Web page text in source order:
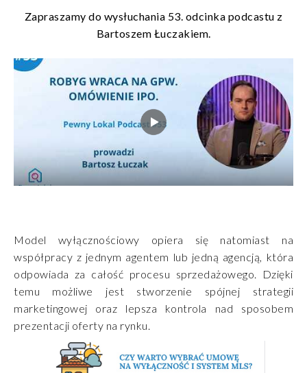
Zapraszamy do wysłuchania 53. odcinka podcastu z
Bartoszem Łuczakiem.
Model wyłącznościowy opiera się natomiast na
współpracy z jednym agentem lub jedną agencją, która
odpowiada za całość procesu sprzedażowego. Dzięki
temu możliwe jest stworzenie spójnej strategii
marketingowej oraz lepsza kontrola nad sposobem
prezentacji oferty na rynku.